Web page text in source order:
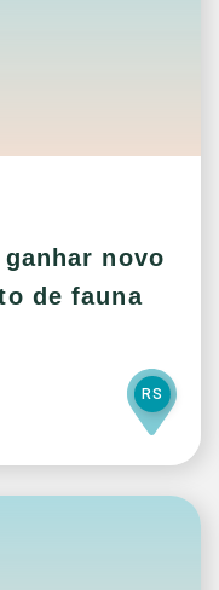
novo
de fauna
RS